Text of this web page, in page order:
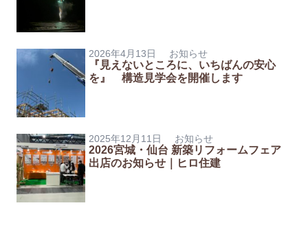
2026年4月13日 お知らせ
『見えないところに、いちばんの安心
を』 構造見学会を開催します
2025年12月11日 お知らせ
2026宮城・仙台 新築リフォームフェア
出店のお知らせ｜ヒロ住建